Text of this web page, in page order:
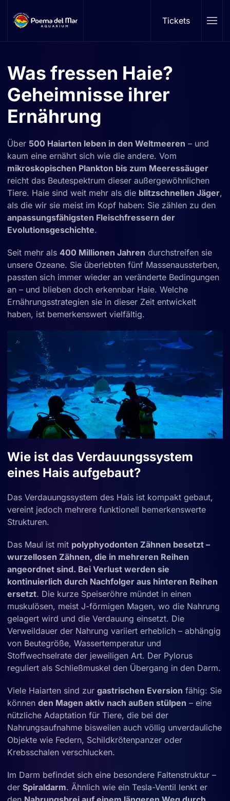
Skip to main content Tickets
Was fressen Haie?
Geheimnisse ihrer
Ernährung
Über 500 Haiarten leben in den Weltmeeren – und
kaum eine ernährt sich wie die andere. Vom
mikroskopischen Plankton bis zum Meeressäuger
reicht das Beutespektrum dieser außergewöhnlichen
Tiere. Haie sind weit mehr als die blitzschnellen Jäger,
als die wir sie meist im Kopf haben: Sie zählen zu den
anpassungsfähigsten Fleischfressern der
Evolutionsgeschichte.
Seit mehr als 400 Millionen Jahren durchstreifen sie
unsere Ozeane. Sie überlebten fünf Massenaussterben,
passten sich immer wieder an veränderte Bedingungen
an – und blieben doch erkennbar Haie. Welche
Ernährungsstrategien sie in dieser Zeit entwickelt
haben, ist bemerkenswert vielfältig.
Wie ist das Verdauungssystem
eines Hais aufgebaut?
Das Verdauungssystem des Hais ist kompakt gebaut,
vereint jedoch mehrere funktionell bemerkenswerte
Strukturen.
Das Maul ist mit polyphyodonten Zähnen besetzt –
wurzellosen Zähnen, die in mehreren Reihen
angeordnet sind. Bei Verlust werden sie
kontinuierlich durch Nachfolger aus hinteren Reihen
ersetzt. Die kurze Speiseröhre mündet in einen
muskulösen, meist J-förmigen Magen, wo die Nahrung
gelagert wird und die Verdauung einsetzt. Die
Verweildauer der Nahrung variiert erheblich – abhängig
von Beutegröße, Wassertemperatur und
Stoffwechselrate der jeweiligen Art. Der Pylorus
reguliert als Schließmuskel den Übergang in den Darm.
Viele Haiarten sind zur gastrischen Eversion fähig: Sie
können den Magen aktiv nach außen stülpen – eine
nützliche Adaptation für Tiere, die bei der
Nahrungsaufnahme bisweilen auch völlig unverdauliche
Objekte wie Federn, Schildkrötenpanzer oder
Krebsschalen verschlucken.
Im Darm befindet sich eine besondere Faltenstruktur –
der Spiraldarm. Ähnlich wie ein Tesla-Ventil lenkt er